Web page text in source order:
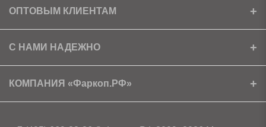
Установка
Доставка
ОПТОВЫМ КЛИЕНТАМ
Ищем партнеров
Скачать прайс
С НАМИ НАДЕЖНО
Сертификаты
Условия возврата
КОМПАНИЯ «Фаркоп.РФ»